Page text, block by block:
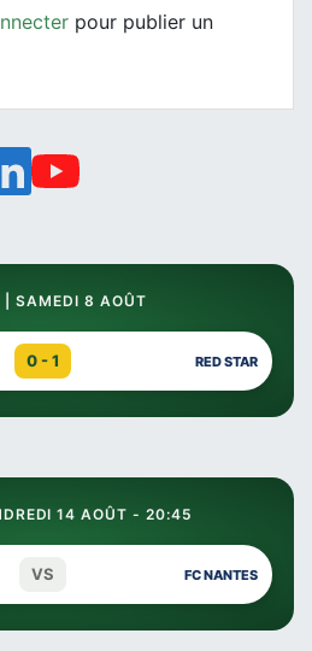
pour publier un
| SAMEDI 8 AOÛT
0 - 1 RED STAR
14 AOÛT - 20:45
VS FC NANTES